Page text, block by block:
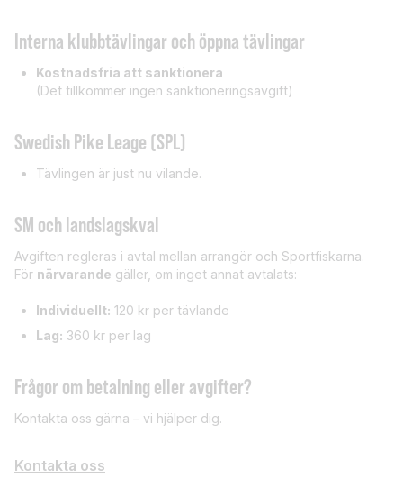
Interna klubbtävlingar och öppna tävlingar
Kostnadsfria att sanktionera
(Det tillkommer ingen sanktioneringsavgift)
Swedish Pike Leage (SPL)
Tävlingen är just nu vilande.
SM och landslagskval
Avgiften regleras i avtal mellan arrangör och Sportfiskarna.
För närvarande gäller, om inget annat avtalats:
Individuellt: 120 kr per tävlande
Lag: 360 kr per lag
Frågor om betalning eller avgifter?
Kontakta oss gärna – vi hjälper dig.
Kontakta oss